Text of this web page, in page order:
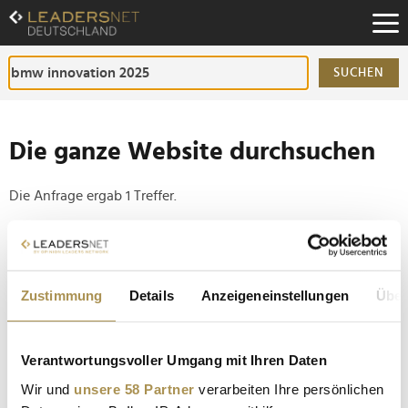
Zustimmung Details Anzeigeneinstellungen
Verantwortungsvoller Umgang mit Ihren Daten
Wir und unsere 58 Partner verarbeiten Ihre persönlichen
Zum
Inhalt
Zur
Fußzeilen-
Navigation
SUCHEN
Die ganze Website durchsuchen
Die Anfrage ergab 1 Treffer.
Tipp
Setzen Sie die gesuchten Wörter zwischen
Anführungszeichen: zb "Vorname Nachname".
Futuristisches Fahren: BMW macht Frontscheibe
zum Holodeck